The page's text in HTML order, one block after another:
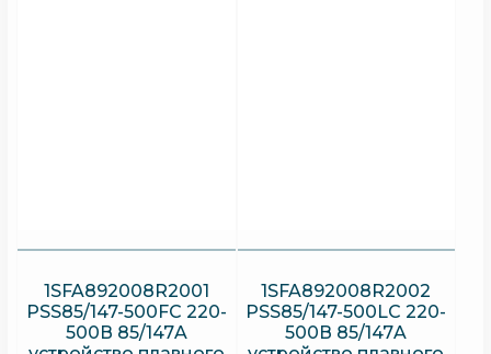
1SFA892008R2001
PSS85/147-500FC 220-
500В 85/147A
1SFA892008R2002
PSS85/147-500LC 220-
500В 85/147A